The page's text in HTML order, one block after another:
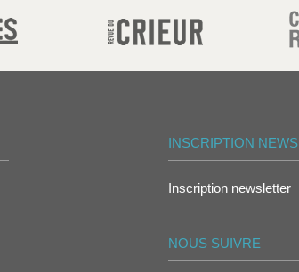
INSCRIPTION
Inscription newsletter
NOUS SUIVRE